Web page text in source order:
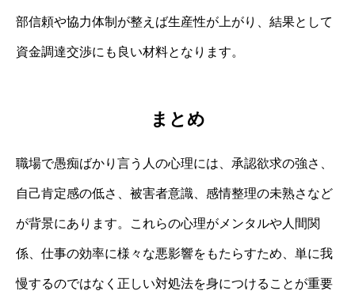
部信頼や協力体制が整えば生産性が上がり、結果として
資金調達交渉にも良い材料となります。
まとめ
職場で愚痴ばかり言う人の心理には、承認欲求の強さ、
自己肯定感の低さ、被害者意識、感情整理の未熟さなど
が背景にあります。これらの心理がメンタルや人間関
係、仕事の効率に様々な悪影響をもたらすため、単に我
慢するのではなく正しい対処法を身につけることが重要